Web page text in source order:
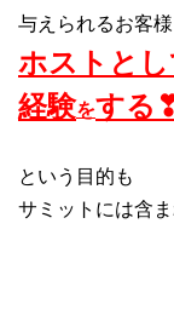
与えられるお客
ホストと
経験をする
という目的も
サミットには含